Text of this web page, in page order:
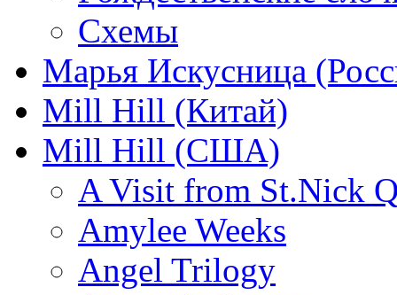
Схемы
Марья Искусница
Mill Hill (Китай)
Mill Hill (США)
A Visit from St.Nick
Amylee Weeks
Angel Trilogy